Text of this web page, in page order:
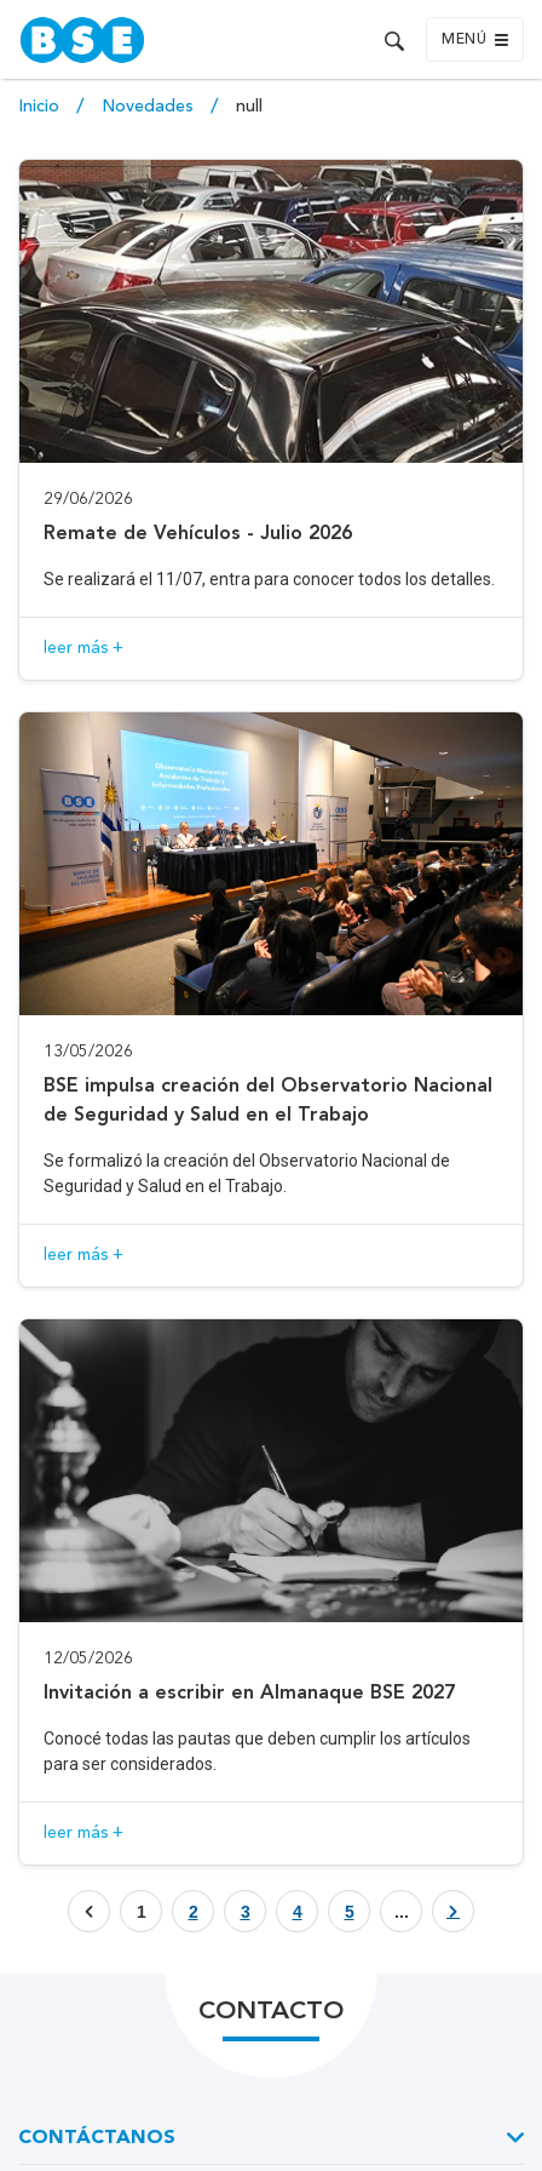
MENÚ
Inicio Novedades null
29/06/2026
Remate de Vehículos - Julio 2026
Se realizará el 11/07, entra para conocer todos los detalles.
leer más +
13/05/2026
BSE impulsa creación del Observatorio Nacional
de Seguridad y Salud en el Trabajo
Se formalizó la creación del Observatorio Nacional de
Seguridad y Salud en el Trabajo.
leer más +
12/05/2026
Invitación a escribir en Almanaque BSE 2027
Conocé todas las pautas que deben cumplir los artículos
para ser considerados.
leer más +
1 2 3 4 5 ...
CONTACTO
CONTÁCTANOS